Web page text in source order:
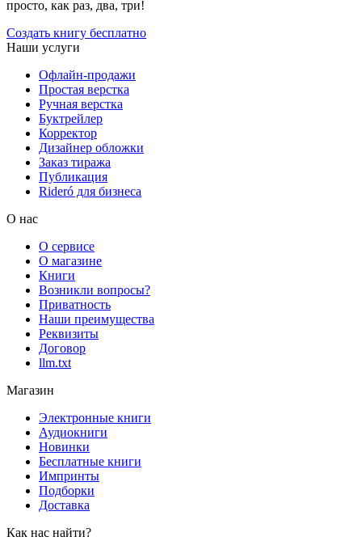
просто, как раз, два, три!
Создать книгу бесплатно
Наши услуги
Офлайн-продажи
Простая верстка
Ручная верстка
Буктрейлер
Корректор
Дизайнер обложки
Заказ тиража
Публикация
Rideró для бизнеса
О нас
О сервисе
О магазине
Книги
Возникли вопросы?
Приватность
Наши преимущества
Реквизиты
Договор
llm.txt
Магазин
Электронные книги
Аудиокниги
Новинки
Бесплатные книги
Импринты
Подборки
Доставка
Как нас найти?